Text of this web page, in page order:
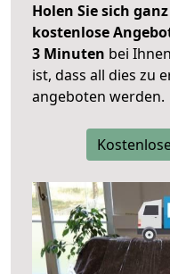
Holen Sie sich
kostenlose
3 Minuten bei
ist, dass all dies zu
angeboten werden.